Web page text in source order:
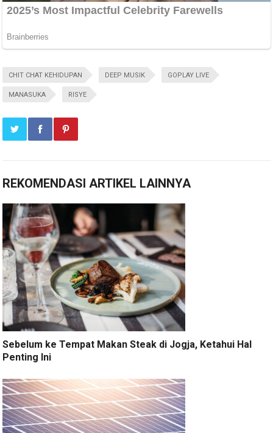
CHIT CHAT KEHIDUPAN DEEP MUSIK GOPLAY LIVE
MANASUKA RISYE
REKOMENDASI ARTIKEL LAINNYA
Sebelum ke Tempat Makan Steak di Jogja, Ketahui Hal
Penting Ini